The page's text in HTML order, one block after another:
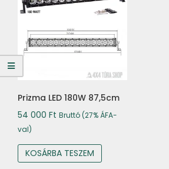
Prizma LED 180W 87,5cm
54 000 Ft Bruttó (27% ÁFA-
val)
KOSÁRBA TESZEM